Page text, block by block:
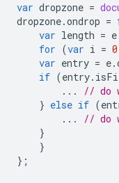
var dropzone =
dropzone.ondrop =
var length = e
for (var i = 0
var entry = e.
if (entry.
...
// do
} else if (
...
// do
}
}
};